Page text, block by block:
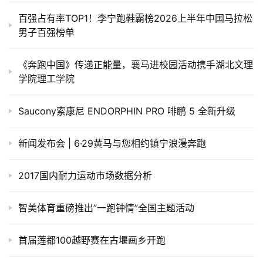
百强占有率TOP1！李宁跑鞋霸榜2026上半年中国马拉松
男子百强榜单
《奔跑中国》传递正能量，襄马进校园活动携手湖北文理
学院理工学院
Saucony索康尼 ENDORPHIN PRO 啡鹏 5 全新升级
新闻发布会 | 6·29黄马与您相约镇宁浪漫奔跑
2017国内耐力运动市场数据分析
智美体育重磅推出”一跑钟情”全国主题活动
首届莲都100越野赛在古堰画乡开跑